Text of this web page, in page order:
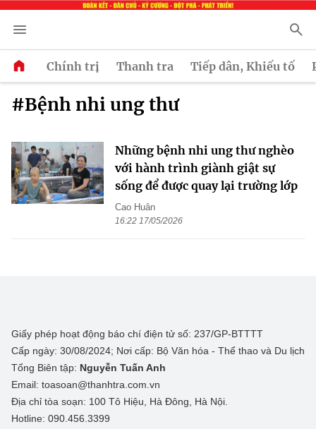
Chính trị Thanh tra Tiếp dân, Khiếu tố
#Bệnh nhi ung thư
Những bệnh nhi ung thư nghèo
với hành trình giành giật sự
sống để được quay lại trường lớp
Cao Huân
16:22 17/05/2026
Giấy phép hoạt động báo chí điện tử số: 237/GP-BTTTT
Cấp ngày: 30/08/2024; Nơi cấp: Bộ Văn hóa - Thể thao và Du lịch
Tổng Biên tập: Nguyễn Tuấn Anh
Email: toasoan@thanhtra.com.vn
Địa chỉ tòa soạn: 100 Tô Hiệu, Hà Đông, Hà Nội.
Hotline: 090.456.3399